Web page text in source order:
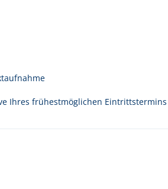
Ihres frühestmöglichen Eintrittstermins